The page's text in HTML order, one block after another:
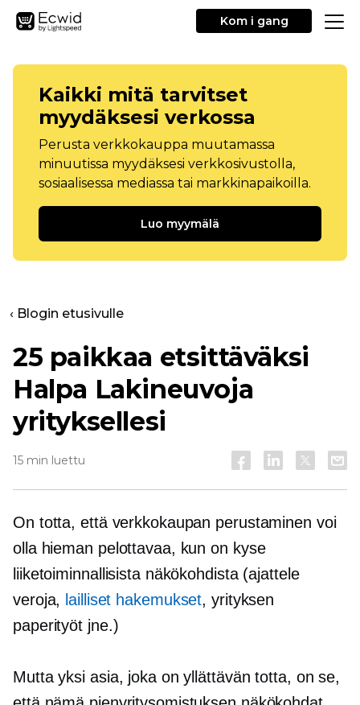
Kom i gang
Kaikki mitä tarvitset
myydäksesi verkossa
Perusta verkkokauppa muutamassa
minuutissa myydäksesi verkkosivustolla,
sosiaalisessa mediassa tai markkinapaikoilla.
Luo myymälä
‹ Blogin etusivulle
25 paikkaa etsittäväksi
Halpa Lakineuvoja
yrityksellesi
15 min luettu
On totta, että verkkokaupan perustaminen voi
olla hieman pelottavaa, kun on kyse
liiketoiminnallisista näkökohdista (ajattele
veroja, lailliset hakemukset, yrityksen
paperityöt jne.)
Mutta yksi asia, joka on yllättävän totta, on se,